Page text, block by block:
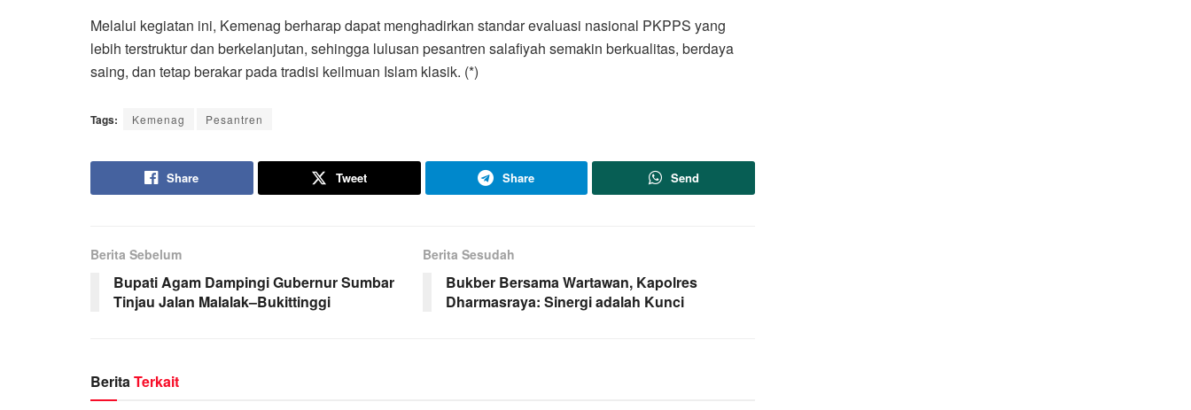
Melalui kegiatan ini, Kemenag berharap dapat menghadirkan standar evaluasi nasional PKPPS yang
lebih terstruktur dan berkelanjutan, sehingga lulusan pesantren salafiyah semakin berkualitas, berdaya
saing, dan tetap berakar pada tradisi keilmuan Islam klasik. (*)
Tags: Kemenag Pesantren
Share Tweet Share Send
Berita Sebelum
Bupati Agam Dampingi Gubernur Sumbar
Tinjau Jalan Malalak–Bukittinggi
Berita Sesudah
Bukber Bersama Wartawan, Kapolres
Dharmasraya: Sinergi adalah Kunci
BeritaTerkait